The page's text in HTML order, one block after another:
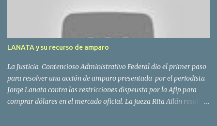
oficial. El “dólar turista”, que es el que pagaría quien concreta
compras en el extranjero pasará a valer $ 6,12, un 31% menos que
a los bancos sobre los movimientos de sus clientes. La...
LANATA y su recurso de amparo
La Justicia Contencioso Administrativo Federal dio el primer paso
para resolver una acción de amparo presentada por el periodista
Jorge Lanata contra las restricciones dispeusta por la Afip para
comprar dólares en el mercado oficial. La jueza Rita Ailán resolvió